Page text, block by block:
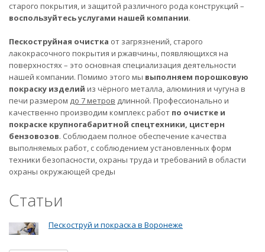
старого покрытия, и защитой различного рода конструкций –
воспользуйтесь услугами нашей компании.
Пескоструйная очистка от загрязнений, старого
лакокрасочного покрытия и ржавчины, появляющихся на
поверхностях – это основная специализация деятельности
нашей компании. Помимо этого мы выполняем порошковую
покраску изделий из чёрного металла, алюминия и чугуна в
печи размером до 7 метров длинной. Профессионально и
качественно производим комплекс работ по очистке и
покраске крупногабаритной спецтехники, цистерн
бензовозов. Соблюдаем полное обеспечение качества
выполняемых работ, с соблюдением установленных форм
техники безопасности, охраны труда и требований в области
охраны окружающей среды
Статьи
Пескоструй и покраска в Воронеже